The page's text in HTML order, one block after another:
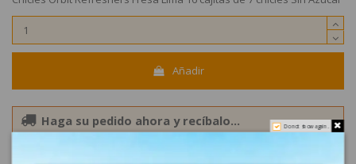
Añadir
Haga su pedido ahora y recíbalo... Do not show again.